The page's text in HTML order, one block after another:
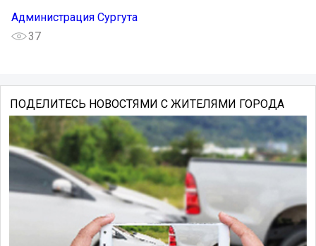
Администрация Сургута
37
ПОДЕЛИТЕСЬ НОВОСТЯМИ С ЖИТЕЛЯМИ ГОРОДА